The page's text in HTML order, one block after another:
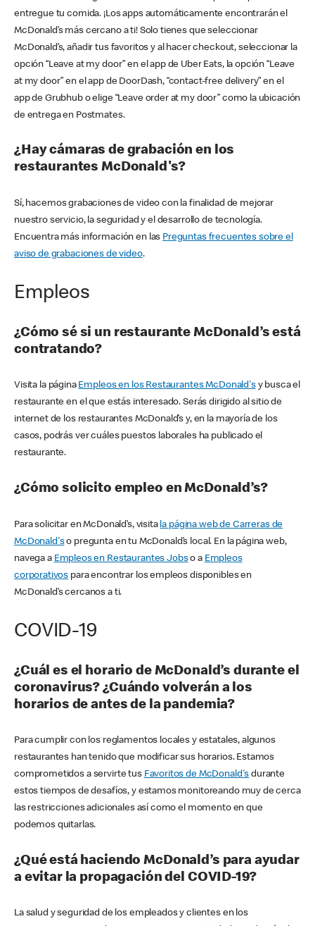
entregue tu comida. ¡Los apps automáticamente encontrarán el
McDonald’s más cercano a ti! Solo tienes que seleccionar
McDonald’s, añadir tus favoritos y al hacer checkout, seleccionar la
opción “Leave at my door” en el app de Uber Eats, la opción “Leave
at my door” en el app de DoorDash, “contact-free delivery” en el
app de Grubhub o elige “Leave order at my door” como la ubicación
de entrega en Postmates.
¿Hay cámaras de grabación en los
restaurantes McDonald's?
Sí, hacemos grabaciones de video con la finalidad de mejorar
nuestro servicio, la seguridad y el desarrollo de tecnología.
Encuentra más información en las Preguntas frecuentes sobre el
aviso de grabaciones de video.
Empleos
¿Cómo sé si un restaurante McDonald’s está
contratando?
Visita la página Empleos en los Restaurantes McDonald'sy busca el
restaurante en el que estás interesado. Serás dirigido al sitio de
internet de los restaurantes McDonald’s y, en la mayoría de los
casos, podrás ver cuáles puestos laborales ha publicado el
restaurante.
¿Cómo solicito empleo en McDonald’s?
Para solicitar en McDonald’s, visita la página web de Carreras de
McDonald'so pregunta en tu McDonald’s local. En la página web,
navega a Empleos en Restaurantes Jobso a Empleos
corporativos para encontrar los empleos disponibles en
McDonald’s cercanos a ti.
COVID-19
¿Cuál es el horario de McDonald’s durante el
coronavirus? ¿Cuándo volverán a los
horarios de antes de la pandemia?
Para cumplir con los reglamentos locales y estatales, algunos
restaurantes han tenido que modificar sus horarios. Estamos
comprometidos a servirte tus Favoritos de McDonald's durante
estos tiempos de desafíos, y estamos monitoreando muy de cerca
las restricciones adicionales así como el momento en que
podemos quitarlas.
¿Qué está haciendo McDonald’s para ayudar
a evitar la propagación del COVID-19?
La salud y seguridad de los empleados y clientes en los